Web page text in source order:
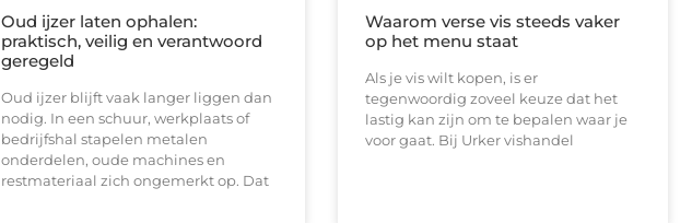
Oud ijzer laten ophalen:
praktisch, veilig en verantwoord
geregeld
Oud ijzer blijft vaak langer liggen dan
nodig. In een schuur, werkplaats of
bedrijfshal stapelen metalen
onderdelen, oude machines en
restmateriaal zich ongemerkt op. Dat
Waarom verse vis steeds vaker
op het menu staat
Als je vis wilt kopen, is er
tegenwoordig zoveel keuze dat het
lastig kan zijn om te bepalen waar je
voor gaat. Bij Urker vishandel